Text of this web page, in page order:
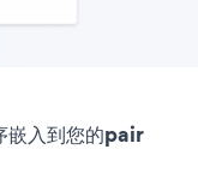
入到您的pair